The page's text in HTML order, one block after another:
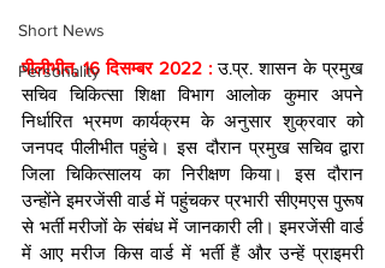
Short News
Personality
पीलीभीत, 16 दिसम्बर 2022 : उ.प्र. शासन के प्रमुख
सचिव चिकित्सा शिक्षा विभाग आलोक कुमार अपने
निर्धारित भ्रमण कार्यक्रम के अनुसार शुक्रवार को
जनपद पीलीभीत पहुंचे। इस दौरान प्रमुख सचिव द्वारा
जिला चिकित्सालय का निरीक्षण किया। इस दौरान
उन्होंने इमरजेंसी वार्ड में पहुंचकर प्रभारी सीएमएस पुरूष
से भर्ती मरीजों के संबंध में जानकारी ली। इमरजेंसी वार्ड
में आए मरीज किस वार्ड में भर्ती हैं और उन्हें प्राइमरी